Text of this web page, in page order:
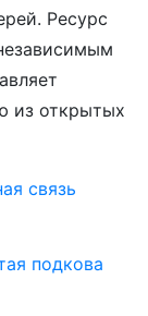
Ресурс
из открытых
связь
подкова